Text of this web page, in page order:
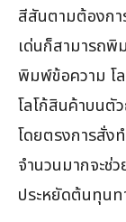
สีสันตามต้องกา
เด่นก็สามารถพิ
พิมพ์ข้อความ โ
โลโก้สินค้าบนตั
โดยตรงการสั่ง
จำนวนมากจะช่
ประหยัดต้นทุนท